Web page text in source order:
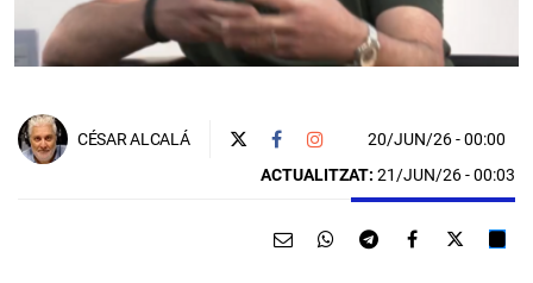
CÉSAR ALCALÁ 20/JUN/26- 00:00
ACTUALITZAT: 21/JUN/26 - 00:03